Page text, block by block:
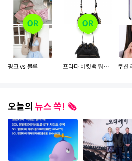
핑크 vs 블루 프라다 버킷백 뭐가 더 예뻐? 쿠션
오늘의 뉴스 쏙! 🗞️